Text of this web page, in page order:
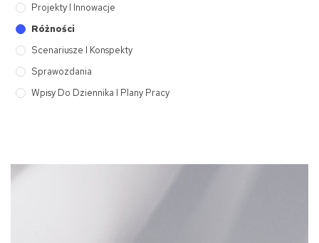
Projekty I Innowacje
Różności
Scenariusze I Konspekty
Sprawozdania
Wpisy Do Dziennika I Plany Pracy